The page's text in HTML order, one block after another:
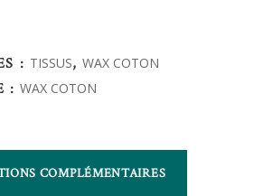
: TISSUS,WAX COTON
:WAX COTON
COMPLÉMENTAIRES